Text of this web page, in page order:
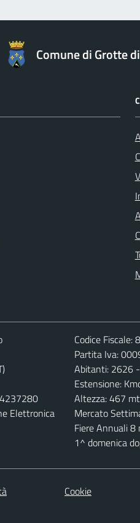
Comune di Grotte
Elettronica
Codice
Partita Iva:
Abitanti: 2626
Estensione:
Altezza: 467
Mercato
Fiere Annuali 8
1^ domenica
Cookie